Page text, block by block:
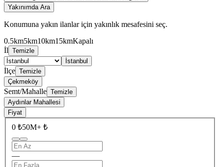
Yakınımda Ara
Konumuna yakın ilanlar için yakınlık mesafesini seç.
0.5km5km10km15kmKapalı
İl Temizle
İstanbul
İlçe Temizle
Çekmeköy
Semt/Mahalle Temizle
Aydınlar Mahallesi
Fiyat
0 ₺50M+ ₺
—